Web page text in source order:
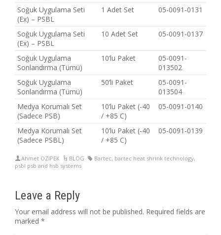
Soğuk Uygulama Seti
(Ex) – PSBL
1 Adet Set 05-0091-0131
Soğuk Uygulama Seti
(Ex) – PSBL
10 Adet Set 05-0091-0137
Soğuk Uygulama
Sonlandırma (Tümü)
10’lu Paket
05-0091-
013502
Soğuk Uygulama
Sonlandırma (Tümü)
50’li Paket
05-0091-
013504
Medya Korumalı Set
(Sadece PSB)
10’lu Paket (-40
/ +85 C)
05-0091-0140
Medya Korumalı Set
(Sadece PSBL)
10’lu Paket (-40
/ +85 C)
05-0091-0139
Ahmet OZIPEK BLOG Bartec, bartec heat shrink technology,
psbl psb and hsb systems
Leave a Reply
Your email address will not be published. Required fields are
marked *